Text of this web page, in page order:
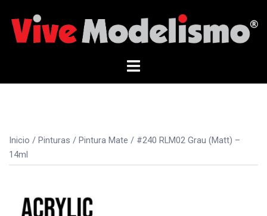
contenido
Alternar
Inicio / Pinturas / Pintura Mate / #240 RLM02 Grau (Matt) –
14ml